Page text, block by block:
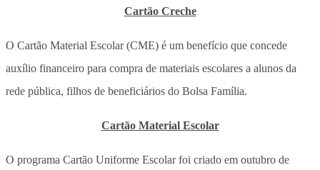
Cartão Creche
O Cartão Material Escolar (CME) é um benefício que concede
auxílio financeiro para compra de materiais escolares a alunos da
rede pública, filhos de beneficiários do Bolsa Família.
Cartão Material Escolar
O programa Cartão Uniforme Escolar foi criado em outubro de